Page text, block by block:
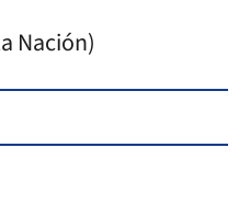
Nación)